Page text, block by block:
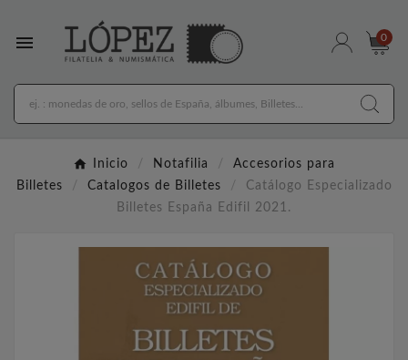
 0
Inicio Notafilia
Accesorios para
Billetes
Catalogos de Billetes
Catálogo Especializado
Billetes España Edifil 2021.